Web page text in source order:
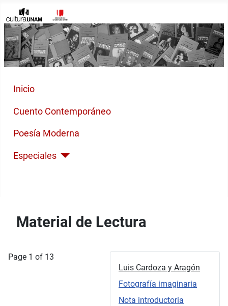
Inicio
Cuento Contemporáneo
Poesía Moderna
Especiales
Material de Lectura
Luis Cardoza y Aragón
Fotografía imaginaria
Nota introductoria
Page 1 of 13